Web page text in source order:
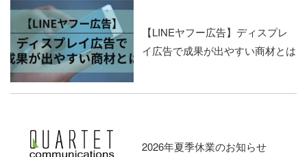
【LINEヤフー広告】ディスプレ
イ広告で成果が出やすい商材とは
2026年夏季休業のお知らせ